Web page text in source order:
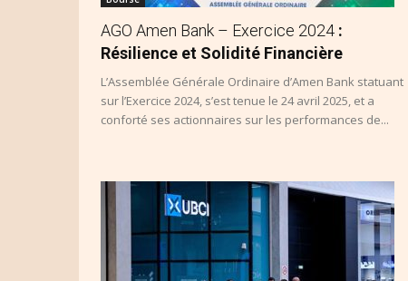
AGO Amen Bank – Exercice 2024 :
Résilience et Solidité Financière
L’Assemblée Générale Ordinaire d’Amen Bank statuant
sur l’Exercice 2024, s’est tenue le 24 avril 2025, et a
conforté ses actionnaires sur les performances de...